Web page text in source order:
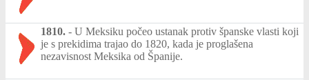
1810. - U Meksiku počeo ustanak protiv španske vlasti koji
je s prekidima trajao do 1820, kada je proglašena
nezavisnost Meksika od Španije.